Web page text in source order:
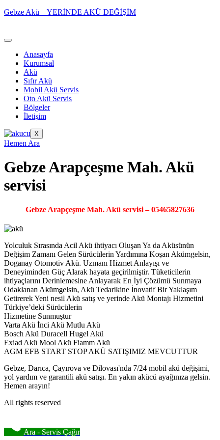
Gebze Akü – YERİNDE AKÜ DEĞİŞİM
Anasayfa
Kurumsal
Akü
Sıfır Akü
Mobil Akü Servis
Oto Akü Servis
Bölgeler
İletişim
X
Hemen Ara
Gebze Arapçeşme Mah. Akü
servisi
Gebze Arapçeşme Mah. Akü servisi – 05465827636
Yolculuk Sırasında Acil Akü ihtiyacı Oluşan Ya da Aküsünün
Değişim Zamanı Gelen Sürücülerin Yardımına Koşan Akümgelsin,
Doganay Otomotiv Akü. Uzmanı Hizmet Anlayışı ve
Deneyiminden Güç Alarak hayata geçirilmiştir. Tüketicilerin
ihtiyaçlarını Derinlemesine Anlayarak En İyi Çözümü Sunmaya
Odaklanan Akümgelsin, Akü Tedarikine İnovatif Bir Yaklaşım
Getirerek Yeni nesil Akü satış ve yerinde Akü Montajı Hizmetini
Türkiye’deki Sürücülerin
Hizmetine Sunmuştur
Varta Akü İnci Akü Mutlu Akü
Bosch Akü Duracell Hugel Akü
Exiad Akü Mool Akü Fiamm Akü
AGM EFB START STOP AKÜ SATIŞIMIZ MEVCUTTUR
Gebze, Darıca, Çayırova ve Dilovası'nda 7/24 mobil akü değişimi,
yol yardım ve garantili akü satışı. En yakın akücü ayağınıza gelsin.
Hemen arayın!
All rights reserved
Ara - Servis Çağır